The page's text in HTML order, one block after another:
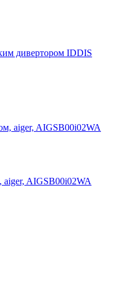
дивертором IDDIS
AIGSB00i02WA